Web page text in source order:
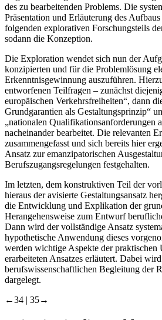
des zu bearbeitenden Problems. Die
Präsentation und Erläuterung des
folgenden explorativen Forschungsteils
sodann die Konzeption.
Die Exploration wendet sich nun der
konzipierten und für die Problemlösung
Erkenntnisgewinnung auszuführen.
entworfenen Teilfragen – zunächst
europäischen Verkehrsfreiheiten“, dann
Grundgarantien als Gestaltungsprinzip“
„nationalen Qualifikationsanforderungen
nacheinander bearbeitet. Die relevanten
zusammengefasst und sich bereits hier
Ansatz zur emanzipatorischen
Berufszugangsregelungen festgehalten.
Im letzten, dem konstruktiven Teil der
hieraus der avisierte Gestaltungsansatz
die Entwicklung und Explikation der
Herangehensweise zum Entwurf
Dann wird der vollständige Ansatz
hypothetische Anwendung dieses
werden wichtige Aspekte der praktischen
erarbeiteten Ansatzes erläutert. Dabei
berufswissenschaftlichen Begleitung der
dargelegt.
←34 | 35→